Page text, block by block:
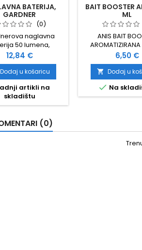
BATERIJA,
GARDNER
(0)
naglavna
50 lumena,
baterija:1 x AA,
jako svijetlo, slabo
crveno svijetlo i
gašenje
Cijena
12,84 €
Dodaj u košaricu
artikli na
skladištu
BAIT BOOSTER
ML
ANIS BAIT
AROMATIZIRANA
TEKUĆINA NE
ML
Cijena
6,50 €
 Dodaj u
 Na
(0)